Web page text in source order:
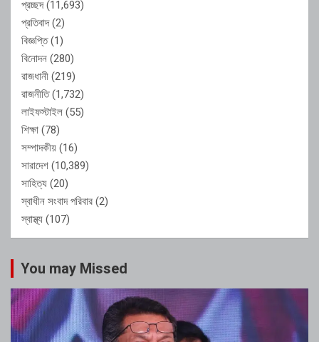
প্রচ্ছদ(11,693)
প্রতিবাদ(2)
বিজ্ঞপ্তি(1)
বিনোদন (280)
রাজধানী (219)
রাজনীতি(1,732)
লাইফস্টাইল (55)
শিক্ষা (78)
সম্পাদকীয় (16)
সারাদেশ (10,389)
সাহিত্য (20)
স্বাধীন সংবাদ পরিবার (2)
স্বাস্থ্য (107)
You may Missed